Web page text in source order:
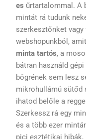
es űrtartalommal. A
mintát rá tudunk
szerkesztőnket
webshopunkból,
minta tartós, a
bátran használd
bögrének sem lesz
mikrohullámú sütőd
ihatod belőle a
Szerkessz rá egy
és a több ezer
pici esztétikai hibák,